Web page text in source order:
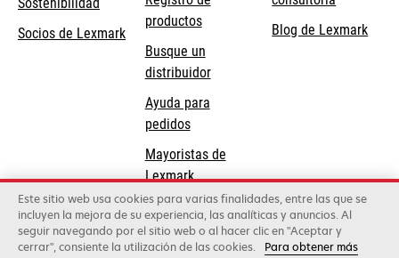
Socios de Lexmark
en
una
pestaña
nueva
productos
Busque un
distribuidor
Ayuda para
pedidos
Mayoristas de
Lexmark
Blog de Lexmark
Lexmark International, Inc., una compañía de Xerox
©2026 Todos los derechos reservados.
Este sitio web usa cookies para varias finalidades, entre las que se
incluyen la mejora de su experiencia, las analíticas y anuncios. Al
seguir navegando por el sitio web o al hacer clic en "Aceptar y
cerrar", consiente la utilización de las cookies.
Para obtener más